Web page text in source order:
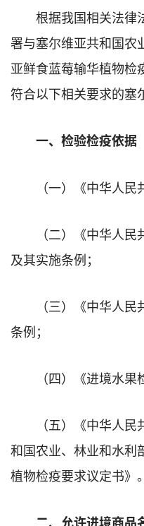
根据我国相关法律
署与塞尔维亚共和国农
亚鲜食蓝莓输华植物检
符合以下相关要求的塞
一、检验检疫依据
（一）《中华人民
（二）《中华人
及其实施条例；
（三）《中华人
条例；
（四）《进境水果
（五）《中华人
和国农业、林业和水利
植物检疫要求议定书》。
二、允许进境商品